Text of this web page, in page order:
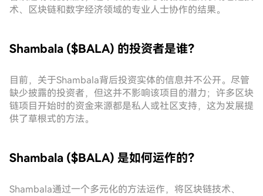
术、区块链和数字经济领域的专业人士协作的结果。
Shambala ($BALA) 的投资者是谁？
目前，关于Shambala背后投资实体的信息并不公开。尽管
缺少披露的投资者，但这并不影响该项目的潜力；许多区块
链项目开始时的资金来源都是私人或社区支持，这为发展提
供了草根式的方法。
Shambala ($BALA) 是如何运作的？
Shambala通过一个多元化的方法运作，将区块链技术、